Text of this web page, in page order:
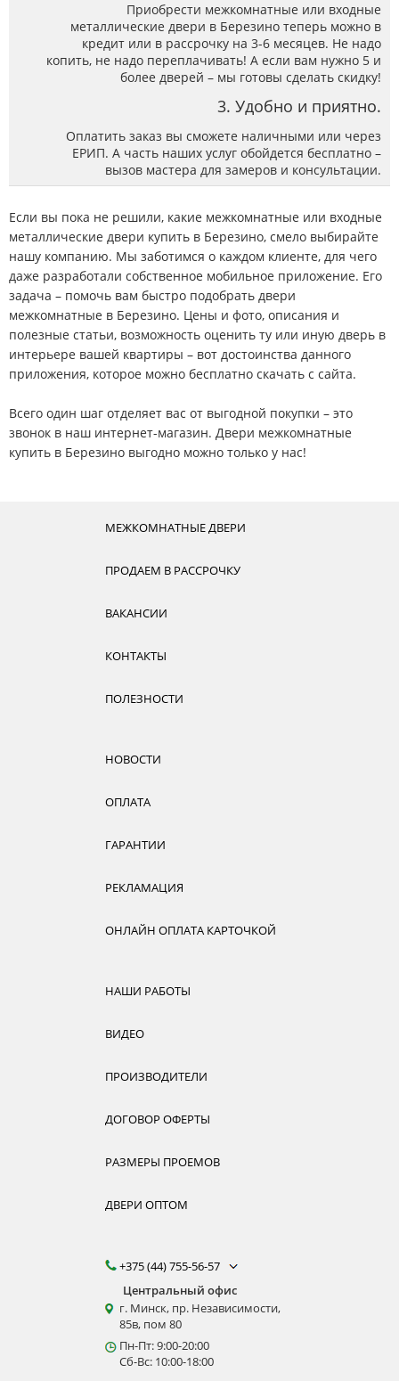
Приобрести межкомнатные или входные
металлические двери в Березино теперь можно в
кредит или в рассрочку на 3-6 месяцев. Не надо
копить, не надо переплачивать! А если вам нужно 5 и
более дверей – мы готовы сделать скидку!
3. Удобно и приятно.
Оплатить заказ вы сможете наличными или через
ЕРИП. А часть наших услуг обойдется бесплатно –
вызов мастера для замеров и консультации.
Если вы пока не решили, какие межкомнатные или входные
металлические двери купить в Березино, смело выбирайте
нашу компанию. Мы заботимся о каждом клиенте, для чего
даже разработали собственное мобильное приложение. Его
задача – помочь вам быстро подобрать двери
межкомнатные в Березино. Цены и фото, описания и
полезные статьи, возможность оценить ту или иную дверь в
интерьере вашей квартиры – вот достоинства данного
приложения, которое можно бесплатно скачать с сайта.
Всего один шаг отделяет вас от выгодной покупки – это
звонок в наш интернет-магазин. Двери межкомнатные
купить в Березино выгодно можно только у нас!
МЕЖКОМНАТНЫЕ ДВЕРИ
ПРОДАЕМ В РАССРОЧКУ
ВАКАНСИИ
КОНТАКТЫ
ПОЛЕЗНОСТИ
НОВОСТИ
ОПЛАТА
ГАРАНТИИ
РЕКЛАМАЦИЯ
ОНЛАЙН ОПЛАТА КАРТОЧКОЙ
НАШИ РАБОТЫ
ВИДЕО
ПРОИЗВОДИТЕЛИ
ДОГОВОР ОФЕРТЫ
РАЗМЕРЫ ПРОЕМОВ
ДВЕРИ ОПТОМ
+375 (44) 755-56-57
Центральный офис
г. Минск, пр. Независимости,
85в, пом 80
Пн-Пт: 9:00-20:00
Сб-Вс: 10:00-18:00